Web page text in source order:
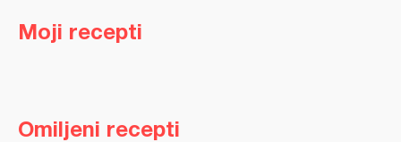
Moji recepti
Omiljeni recepti